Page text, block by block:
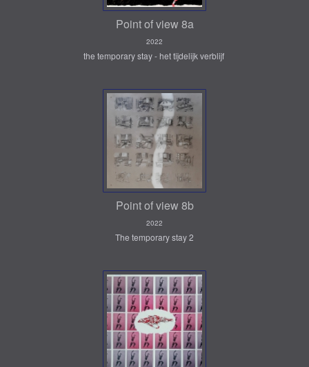
Point of view 8a
2022
the temporary stay - het tijdelijk verblijf
Point of view 8b
2022
The temporary stay 2